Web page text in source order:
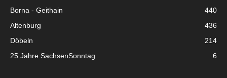
Borna - Geithain
440
Altenburg
436
Döbeln
214
25 Jahre SachsenSonntag
6